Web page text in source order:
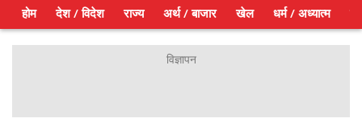
होम देश / विदेश राज्य अर्थ / बाजार खेल धर्म / अध्यात्म